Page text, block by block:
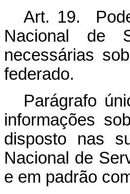
Art. 19.
Nacional de
necessárias
federado.
Parágrafo
informações
disposto nas
Nacional de
e em padrão